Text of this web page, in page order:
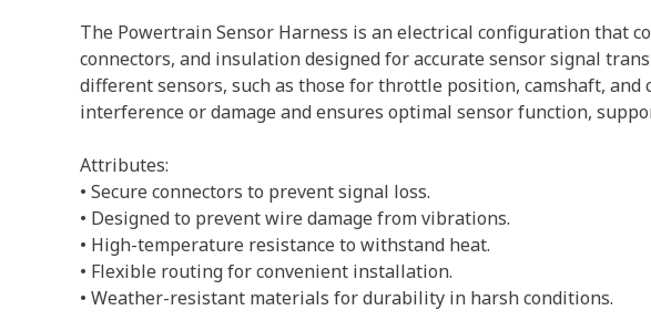
The Powertrain Sensor Harness is an electrical configuration that
connectors, and insulation designed for accurate sensor signal
different sensors, such as those for throttle position, camshaft,
interference or damage and ensures optimal sensor function,
Attributes:
• Secure connectors to prevent signal loss.
• Designed to prevent wire damage from vibrations.
• High-temperature resistance to withstand heat.
• Flexible routing for convenient installation.
• Weather-resistant materials for durability in harsh conditions.